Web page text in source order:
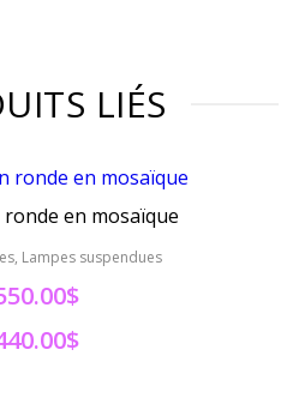
LIÉS
en mosaïque
Lampes suspendues